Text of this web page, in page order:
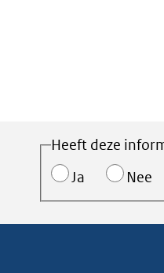
Heeft deze
Ja
Nee